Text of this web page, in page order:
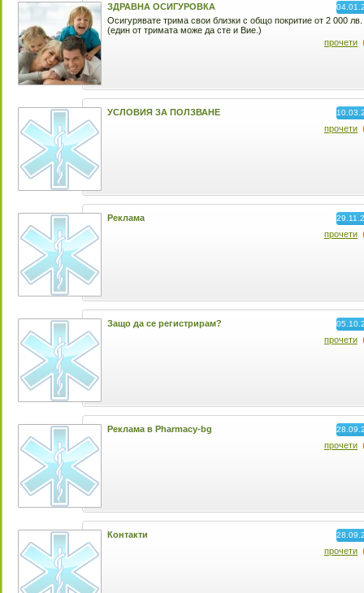
ЗДРАВНА ОСИГУРОВКА
Осигурявате трима свои близки с общо покритие от 2 000 лв.
(един от тримата може да сте и Вие.)
прочети
УСЛОВИЯ ЗА ПОЛЗВАНЕ
прочети
Реклама
прочети
Защо да се регистрирам?
прочети
Реклама в Pharmacy-bg
прочети
Контакти
прочети